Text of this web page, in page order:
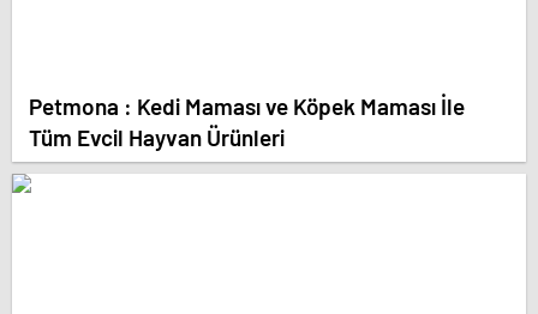
Petmona : Kedi Maması ve Köpek Maması İle
Tüm Evcil Hayvan Ürünleri